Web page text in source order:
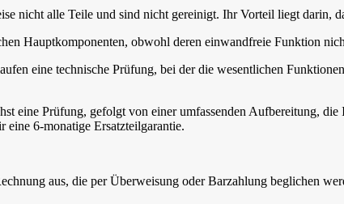
nicht alle Teile und sind nicht gereinigt. Ihr Vorteil liegt darin,
Hauptkomponenten, obwohl deren einwandfreie Funktion
eine technische Prüfung, bei der die wesentlichen
eine Prüfung, gefolgt von einer umfassenden Aufbereitung,
6-monatige Ersatzteilgarantie.
aus, die per Überweisung oder Barzahlung beglichen